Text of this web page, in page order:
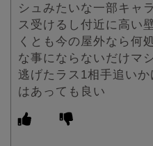
シュみたいな一部キャ
ス受けるし付近に高い
くとも今の屋外なら何
な事にならないだけマ
逃げたラス1相手追い
はあっても良い